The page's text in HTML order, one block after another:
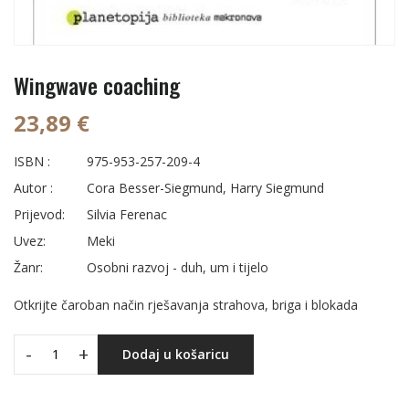
Wingwave coaching
23,89 €
ISBN :
975-953-257-209-4
Autor :
Cora Besser-Siegmund, Harry Siegmund
Prijevod:
Silvia Ferenac
Uvez:
Meki
Žanr:
Osobni razvoj - duh, um i tijelo
Otkrijte čaroban način rješavanja strahova, briga i blokada
- + Dodaj u košaricu